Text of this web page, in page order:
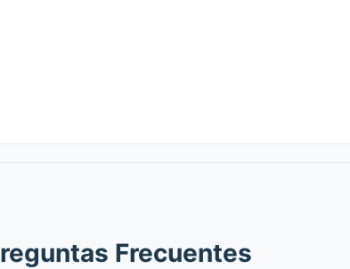
Frecuentes